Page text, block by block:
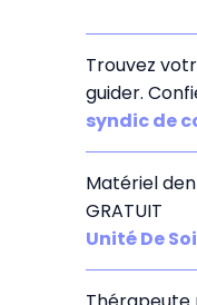
Trouvez
guider.
syndic de
Matériel
GRATUIT
Unité De